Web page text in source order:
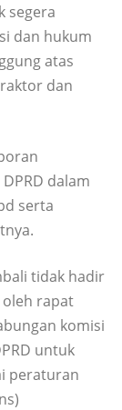
segera
dan hukum
atas
dan
dalam
serta
tidak hadir
rapat
komisi
untuk
peraturan